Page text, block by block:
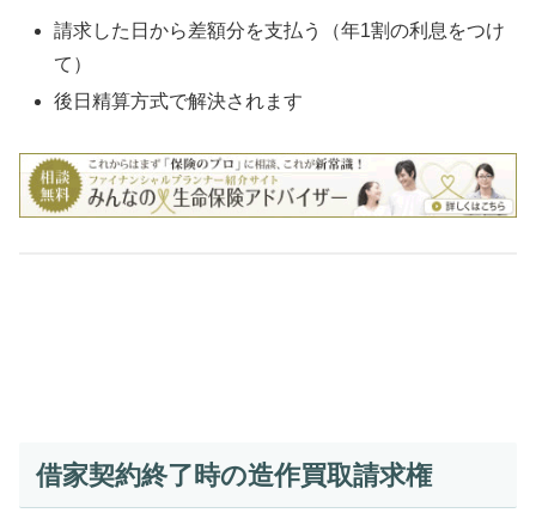
請求した日から差額分を支払う（年1割の利息をつけ
て）
後日精算方式で解決されます
借家契約終了時の造作買取請求権